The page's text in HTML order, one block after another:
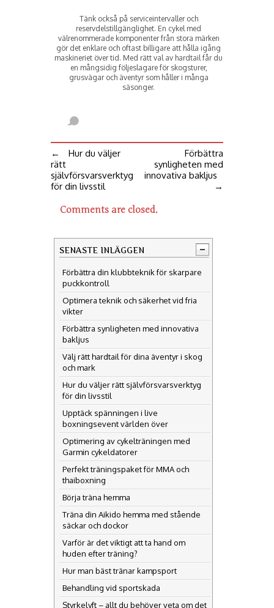
Tänk också på serviceintervaller och
reservdelstillgänglighet. En cykel med
välrenommerade komponenter från stora märken
gör det enklare och oftast billigare att hålla igång
maskineriet över tid. Med rätt val av hardtail får du
en mångsidig följeslagare för skogsturer,
grusvägar och äventyr som håller i många
säsonger.
←
Hur du väljer
rätt
självförsvarsverktyg
för din livsstil
Förbättra
synligheten med
innovativa bakljus
→
Comments are closed.
SENASTE INLÄGGEN
Förbättra din klubbteknik för skarpare
puckkontroll
Optimera teknik och säkerhet vid fria
vikter
Förbättra synligheten med innovativa
bakljus
Välj rätt hardtail för dina äventyr i skog
och mark
Hur du väljer rätt självförsvarsverktyg
för din livsstil
Upptäck spänningen i live
boxningsevent världen över
Optimering av cykelträningen med
Garmin cykeldatorer
Perfekt träningspaket för MMA och
thaiboxning
Börja träna hemma
Träna din Aikido hemma med stående
säckar och dockor
Varför är det viktigt att ta hand om
huden efter träning?
Hur man bäst tränar kampsport
Behandling vid sportskada
Styrkelyft – allt du behöver veta om det